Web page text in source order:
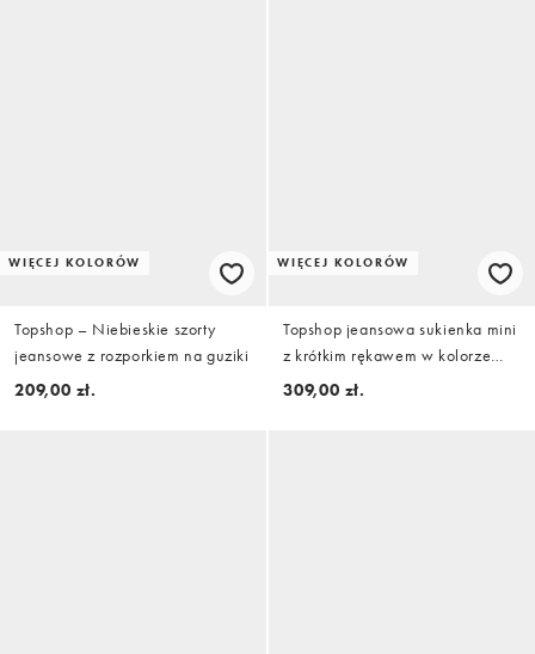
WIĘCEJ KOLORÓW
Topshop – Niebieskie szorty
jeansowe z rozporkiem na guziki
209,00 zł.
WIĘCEJ KOLORÓW
Topshop jeansowa sukienka mini
z krótkim rękawem w kolorze
kości słoniowej
309,00 zł.